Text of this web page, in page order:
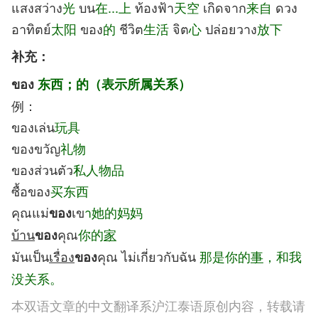
แสงสว่าง光บน在...上 ท้องฟ้า天空 เกิดจาก来自 ดวง
อาทิตย์太阳 ของ的 ชีวิต生活 จิต心 ปล่อยวาง放下
补充：
ของ东西； 的（表示所属关系）
例：
ของเล่น玩具
ของขวัญ礼物
ของส่วนตัว私人物品
ซื้อของ买东西
คุณแม่ของเขา她的妈妈
บ้านของคุณ你的家
มันเป็นเรื่องของคุณ ไม่เกี่ยวกับฉัน那是你的事 ，和我
没关系。
本双语文章的中文翻译系沪江泰语原创内容，转载请